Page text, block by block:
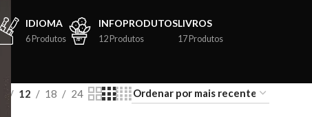
IDIOMA
6 Produtos
INFOPRODUTOS
12 Produtos
LIVROS
17 Produtos
12 18 24